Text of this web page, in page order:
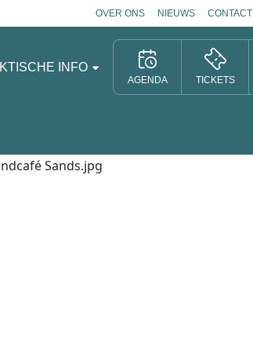
OVER ONS NIEUWS CONTACT
INFO
AGENDA TICKETS